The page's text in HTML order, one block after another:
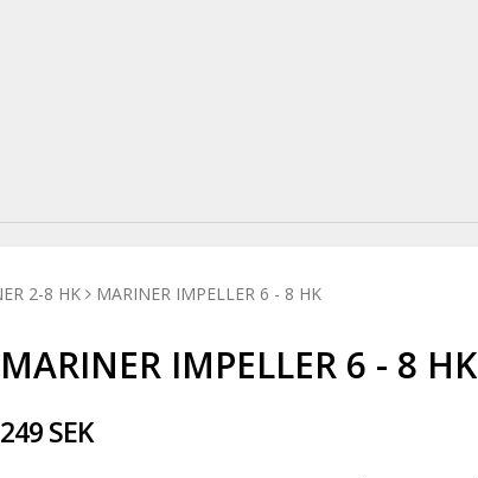
2-8 HK MARINER IMPELLER 6 - 8 HK
MARINER IMPELLER 6 - 8 HK
249 SEK